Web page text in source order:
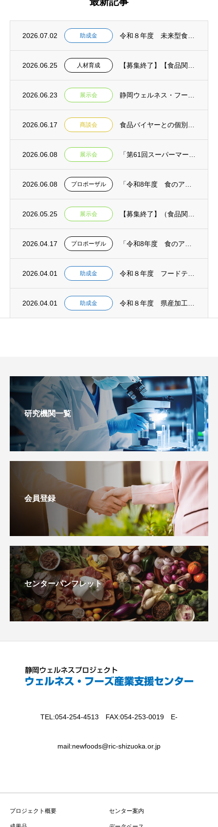
2026.07.02 助成金
2026.06.25 人材育成
2026.06.23 展示会
2026.06.17 商談会
2026.06.08 展示会
2026.06.08 プロポーザル
2026.05.25 展示会
2026.04.17 プロポーザル
2026.04.01 助成金
2026.04.01 助成金
研究機関一覧
会員登録
センターパンフレット
TEL:054-254-4513 FAX:054-253-0019 E-
mail:newfoods@ric-shizuoka.or.jp
プロジェクト概要 センター案内